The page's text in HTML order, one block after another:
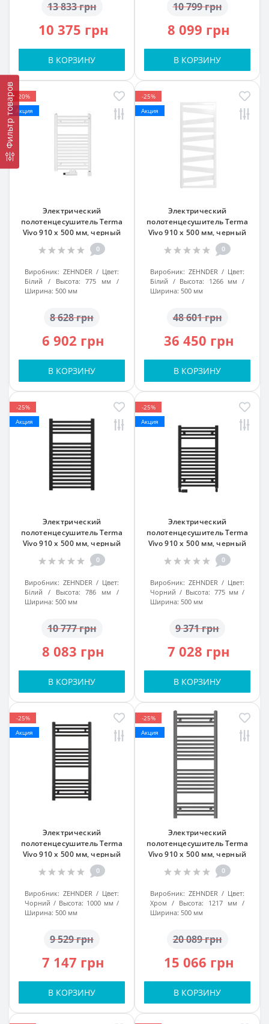
Фильтр товаров
13 833 грн
10 375 грн
В КОРЗИНУ
10 799 грн
8 099 грн
В КОРЗИНУ
-20%
Акция
Электрический
полотенцесушитель Terma
Vivo 910 x 500 мм, черный
0
Виробник: ZEHNDER
Цвет:
Білий
Высота:
775 мм
Ширина: 500 мм
8 628 грн
6 902 грн
В КОРЗИНУ
-25%
Акция
Электрический
полотенцесушитель Terma
Vivo 910 x 500 мм, черный
0
Виробник: ZEHNDER
Цвет:
Білий
Высота:
1266 мм
Ширина: 500 мм
48 601 грн
36 450 грн
В КОРЗИНУ
-25%
Акция
Электрический
полотенцесушитель Terma
Vivo 910 x 500 мм, черный
0
Виробник: ZEHNDER
Цвет:
Білий
Высота:
786 мм
Ширина: 500 мм
10 777 грн
8 083 грн
В КОРЗИНУ
-25%
Акция
Электрический
полотенцесушитель Terma
Vivo 910 x 500 мм, черный
0
Виробник: ZEHNDER
Цвет:
Чорний
Высота: 775 мм
Ширина: 500 мм
9 371 грн
7 028 грн
В КОРЗИНУ
-25%
Акция
Электрический
полотенцесушитель Terma
Vivo 910 x 500 мм, черный
0
Виробник: ZEHNDER
Цвет:
Чорний
Высота: 1000 мм
Ширина: 500 мм
9 529 грн
7 147 грн
В КОРЗИНУ
-25%
Акция
Электрический
полотенцесушитель Terma
Vivo 910 x 500 мм, черный
0
Виробник: ZEHNDER
Цвет:
Хром
Высота:
1217 мм
Ширина: 500 мм
20 089 грн
15 066 грн
В КОРЗИНУ